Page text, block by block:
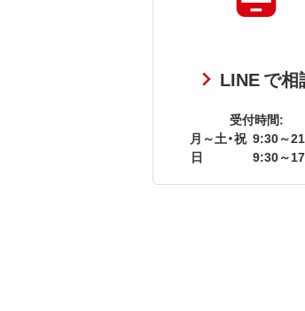
LINE で相
受付時間:
月～土・祝 9:30～
日
9:30～